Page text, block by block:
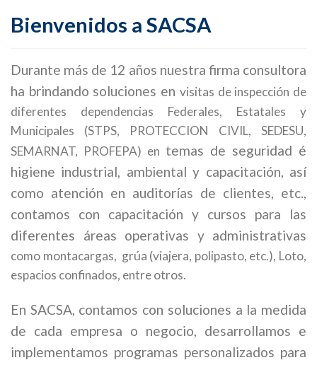
Bienvenidos a SACSA
Durante más de 12 años nuestra firma consultora
ha brindando soluciones en visitas de inspección de
diferentes dependencias Federales, Estatales y
Municipales (STPS, PROTECCION CIVIL, SEDESU,
SEMARNAT, PROFEPA) en temas de seguridad é
higiene industrial, ambiental y capacitación, así
como atención en auditorías de clientes, etc.,
contamos con capacitación y cursos para las
diferentes áreas operativas y administrativas
como montacargas, grúa (viajera, polipasto, etc.), Loto,
espacios confinados, entre otros.
En SACSA, contamos con soluciones a la medida
de cada empresa o negocio, desarrollamos e
implementamos programas personalizados para